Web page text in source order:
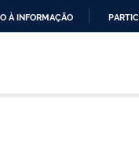
À INFORMAÇÃO